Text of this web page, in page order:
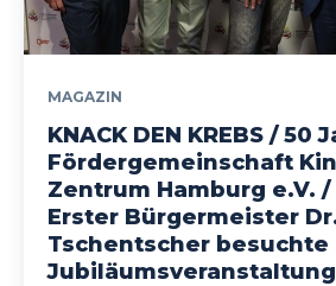
MAGAZIN
KNACK DEN KREBS / 50
Fördergemeinschaft
Zentrum Hamburg e.V.
Erster Bürgermeister
Tschentscher besuchte
Jubiläumsveranstaltung